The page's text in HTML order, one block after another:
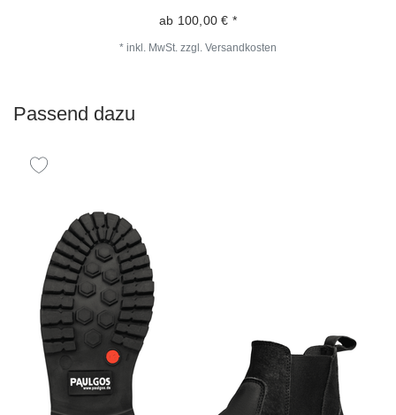
ab 100,00 € *
* inkl. MwSt. zzgl. Versandkosten
Passend dazu